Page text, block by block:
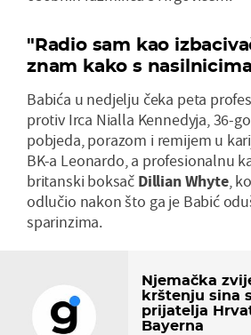
"Radio sam kao
znam kako s
Babića u nedjelju čeka peta
protiv Irca Nialla Kennedyja, 36-
pobjeda, porazom i remijem u
BK-a Leonardo, a profesionalnu
britanski boksač Dillian Whyte,
odlučio nakon što ga je Babić
sparinzima.
Njemačka
krštenju sina
prijatelja
Bayerna